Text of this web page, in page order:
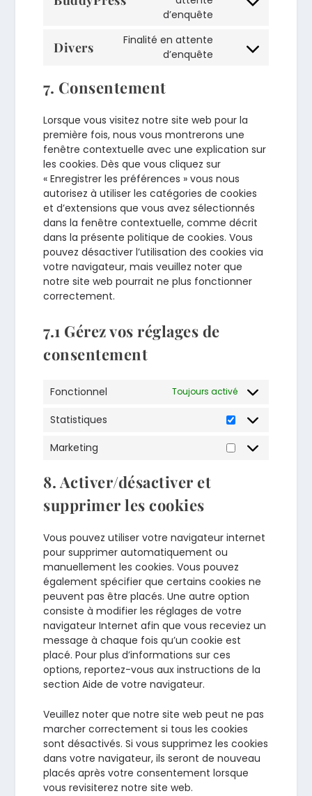
d’enquête
Consent
Divers
Finalité en attente
d’enquête
Consent
7. Consentement
Lorsque vous visitez notre site web pour la
première fois, nous vous montrerons une
fenêtre contextuelle avec une explication sur
les cookies. Dès que vous cliquez sur
« Enregistrer les préférences » vous nous
autorisez à utiliser les catégories de cookies
et d’extensions que vous avez sélectionnés
dans la fenêtre contextuelle, comme décrit
dans la présente politique de cookies. Vous
pouvez désactiver l’utilisation des cookies via
votre navigateur, mais veuillez noter que
notre site web pourrait ne plus fonctionner
correctement.
7.1 Gérez vos réglages de
consentement
Fonctionnel Toujours activé
Statistiques
Statistiques
Marketing
Marketing
8. Activer/désactiver et
supprimer les cookies
Vous pouvez utiliser votre navigateur internet
pour supprimer automatiquement ou
manuellement les cookies. Vous pouvez
également spécifier que certains cookies ne
peuvent pas être placés. Une autre option
consiste à modifier les réglages de votre
navigateur Internet afin que vous receviez un
message à chaque fois qu’un cookie est
placé. Pour plus d’informations sur ces
options, reportez-vous aux instructions de la
section Aide de votre navigateur.
Veuillez noter que notre site web peut ne pas
marcher correctement si tous les cookies
sont désactivés. Si vous supprimez les cookies
dans votre navigateur, ils seront de nouveau
placés après votre consentement lorsque
vous revisiterez notre site web.